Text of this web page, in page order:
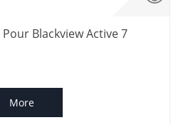
Blackview Active 7
More